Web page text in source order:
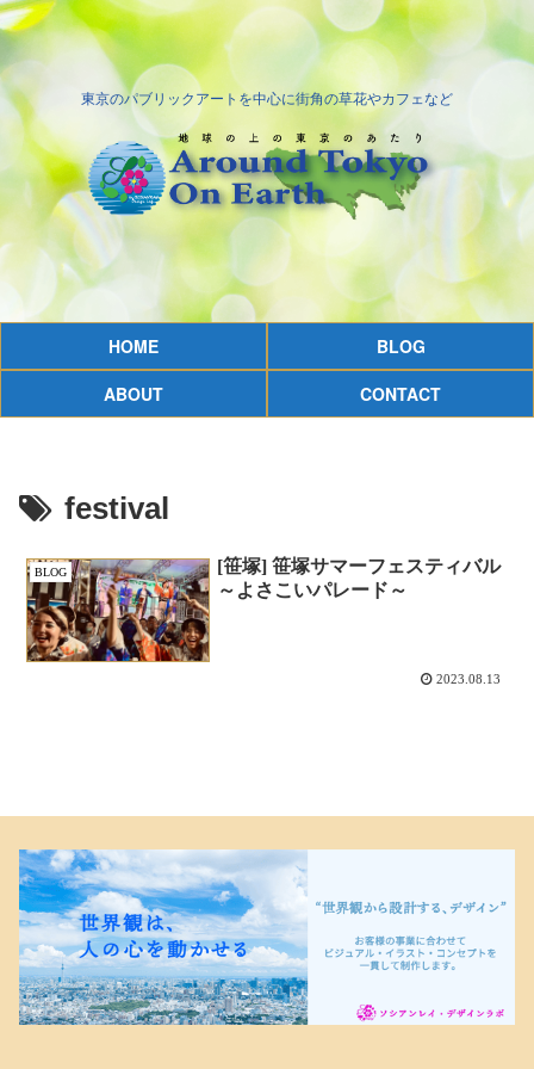
東京のパブリックアートを中心に街角の草花やカフェなど
HOME
BLOG
ABOUT
CONTACT
festival
BLOG
[笹塚] 笹塚サマーフェスティバル
～よさこいパレード～
2023.08.13